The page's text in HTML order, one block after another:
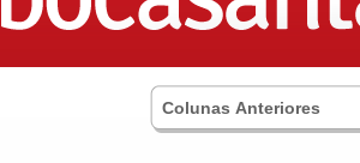
Colunas Anteriores